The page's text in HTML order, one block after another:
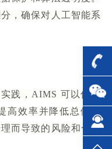
，确保对人工智能系
践，AIMS 可以优化
高效率并降低总体成
而导致的风险和合规